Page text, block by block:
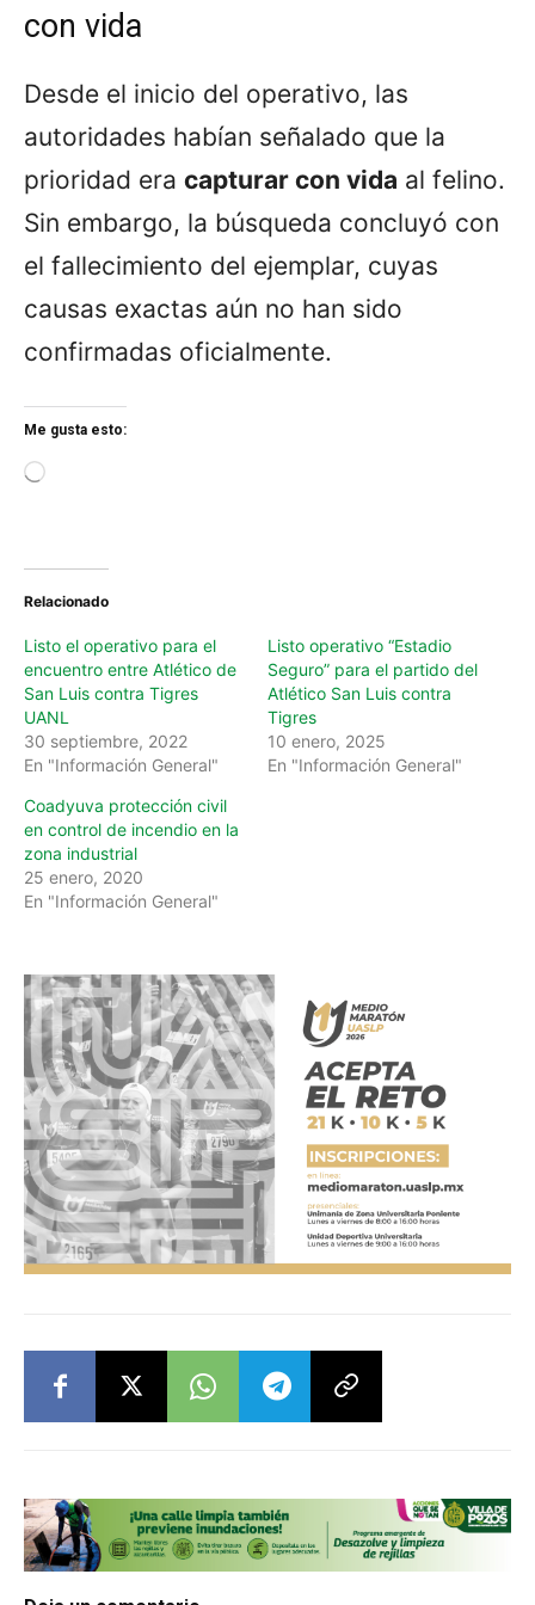
con vida
Desde el inicio del operativo, las
autoridades habían señalado que la
prioridad era capturar con vida al felino.
Sin embargo, la búsqueda concluyó con
el fallecimiento del ejemplar, cuyas
causas exactas aún no han sido
confirmadas oficialmente.
Me gusta esto:
g
Relacionado
Listo el operativo para el
encuentro entre Atlético de
San Luis contra Tigres
UANL
30 septiembre, 2022
En "Información General"
Listo operativo “Estadio
Seguro” para el partido del
Atlético San Luis contra
Tigres
10 enero, 2025
En "Información General"
Coadyuva protección civil
en control de incendio en la
zona industrial
25 enero, 2020
En "Información General"